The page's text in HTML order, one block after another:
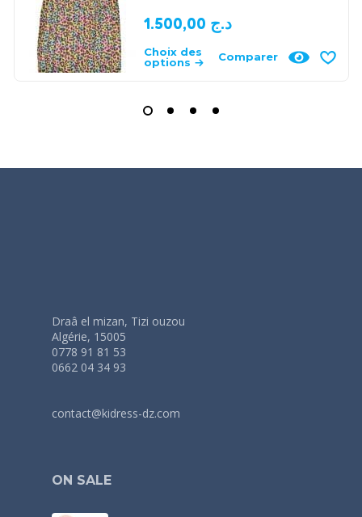
د.ج
Choix des
options
Comparer
Draâ el mizan, Tizi ouzou
Algérie, 15005
0778 91 81 53
0662 04 34 93
contact@kidress-dz.com
ON SALE